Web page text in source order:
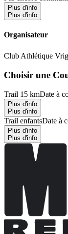
Plus d'info
Plus d'info
Organisateur
Club Athlétique
Choisir une
Trail 15 kmDate à
Plus d'info
Plus d'info
Trail enfantsDate à
Plus d'info
Plus d'info